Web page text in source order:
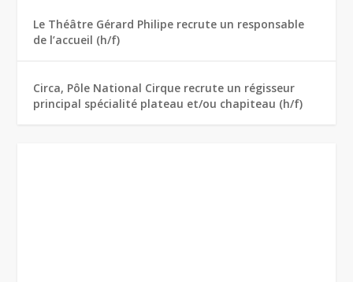
Le Théâtre Gérard Philipe recrute un responsable
de l’accueil (h/f)
Circa, Pôle National Cirque recrute un régisseur
principal spécialité plateau et/ou chapiteau (h/f)